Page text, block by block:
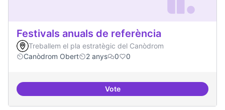
Festivals anuals de referència
Treballem el pla estratègic del Canòdrom
Canòdrom Obert
2 anys 0 0
VoteFestivals anuals de referència